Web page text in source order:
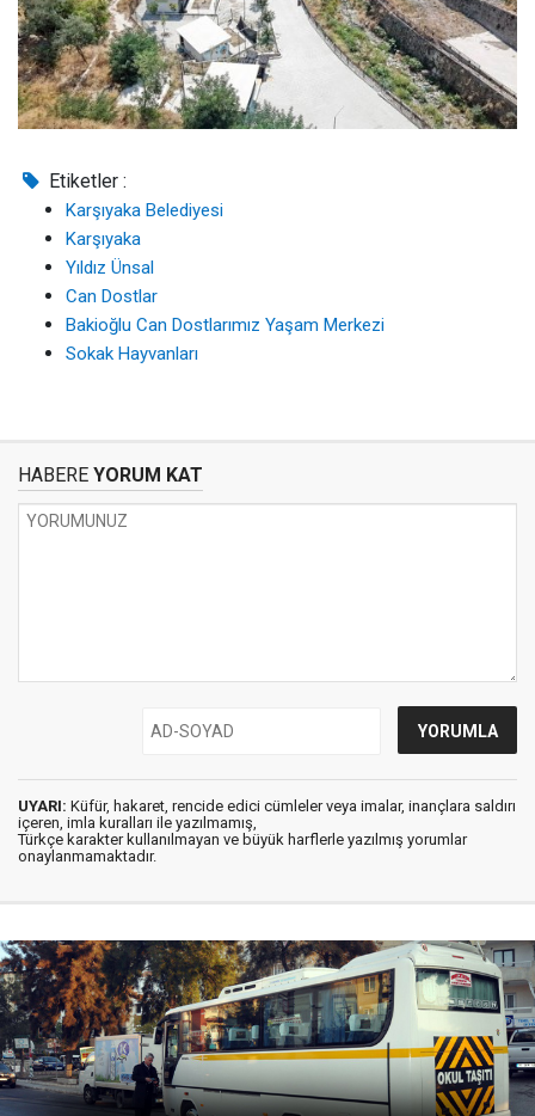
Etiketler :
Karşıyaka Belediyesi
Karşıyaka
Yıldız Ünsal
Can Dostlar
Bakioğlu Can Dostlarımız Yaşam Merkezi
Sokak Hayvanları
HABERE YORUM KAT
UYARI: Küfür, hakaret, rencide edici cümleler veya imalar, inançlara saldırı
içeren, imla kuralları ile yazılmamış,
Türkçe karakter kullanılmayan ve büyük harflerle yazılmış yorumlar
onaylanmamaktadır.